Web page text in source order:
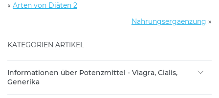
« Arten von Diäten 2
Nahrungsergaenzung »
KATEGORIEN ARTIKEL
Informationen über Potenzmittel - Viagra, Cialis,
Generika